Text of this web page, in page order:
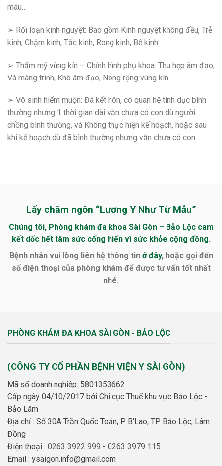
máu…
➢ Rối loạn kinh nguyệt: Bao gồm Kinh nguyệt không đều, Trễ
kinh, Chậm kinh, Tắc kinh, Rong kinh, Bế kinh…
➢ Thẩm mỹ vùng kín – Chỉnh hình phụ khoa: Thu hẹp âm đạo,
Vá màng trinh, Khô âm đạo, Nong rộng vùng kín…
➢ Vô sinh hiếm muộn: Đã kết hôn, có quan hệ tình dục bình
thường nhưng 1 thời gian dài vẫn chưa có con dù người
chồng bình thường, và Không thực hiện kế hoạch, hoặc sau
khi kế hoạch dù đã bình thường nhưng vẫn chưa có con…
Lấy châm ngôn “Lương Y Như Từ Mẫu”
Chúng tôi, Phòng khám đa khoa Sài Gòn – Bảo Lộc cam
kết dốc hết tâm sức cống hiến vì sức khỏe cộng đồng.
Bệnh nhân vui lòng liên hệ thông tin ở đây, hoặc gọi đến
số điện thoại của phòng khám để được tư vấn tốt nhất
nhé.
PHÒNG KHÁM ĐA KHOA SÀI GÒN - BẢO LỘC
(CÔNG TY CỔ PHẦN BỆNH VIỆN Y SÀI GÒN)
Mã số doanh nghiệp: 5801353662
Cấp ngày 04/10/2017 bởi Chi cục Thuế khu vực Bảo Lộc -
Bảo Lâm
Địa chỉ : Số 30A Trần Quốc Toản, P. B'Lao, TP. Bảo Lộc, Lâm
Đồng
Điện thoại : 0263 3922 999 - 0263 3979 115
Email : ysaigon.info@gmail.com